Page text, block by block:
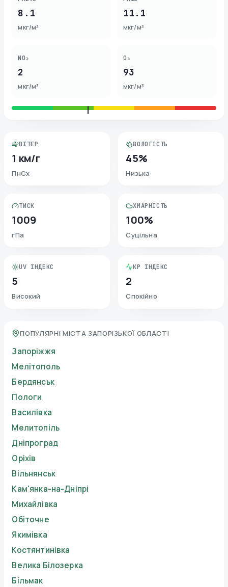
8.1
мкг/м³
11.1
мкг/м³
NO₂
2
мкг/м³
O₃
93
мкг/м³
ВІТЕР
1 км/г
ПнСх
ВОЛОГІСТЬ
45%
Низька
ТИСК
1009
гПа
ХМАРНІСТЬ
100%
Суцільна
UV ІНДЕКС
5
Високий
KP ІНДЕКС
2
Спокійно
ПОПУЛЯРНІ МІСТА ЗАПОРІЗЬКОЇ ОБЛАСТІ
Запоріжжя
Мелітополь
Бердянськ
Пологи
Василівка
Мелитопіль
Дніпроград
Оріхів
Вільнянськ
Кам'янка-на-Дніпрі
Михайлівка
Обіточне
Якимівка
Костянтинівка
Велика Білозерка
Більмак